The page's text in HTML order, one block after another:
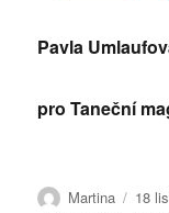
Pavla
pro Taneční
Autor:
Martina 18